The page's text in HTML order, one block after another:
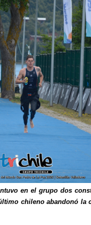
en el grupo dos
chileno abandonó la